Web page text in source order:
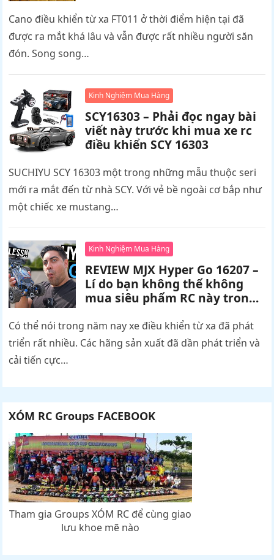
Cano điều khiển từ xa FT011 ở thời điểm hiện tại đã
được ra mắt khá lâu và vẫn được rất nhiều người săn
đón. Song song…
Kinh Nghiệm Mua Hàng
SCY16303 – Phải đọc ngay bài
viết này trước khi mua xe rc
điều khiển SCY 16303
SUCHIYU SCY 16303 một trong những mẫu thuộc seri
mới ra mắt đến từ nhà SCY. Với vẻ bề ngoài cơ bắp như
một chiếc xe mustang…
Kinh Nghiệm Mua Hàng
REVIEW MJX Hyper Go 16207 –
Lí do bạn không thể không
mua siêu phẩm RC này trong
Có thể nói trong năm nay xe điều khiển từ xa đã phát
triển rất nhiều. Các hãng sản xuất đã dần phát triển và
cải tiến cực…
XÓM RC Groups FACEBOOK
Tham gia Groups XÓM RC để cùng giao
lưu khoe mẽ nào